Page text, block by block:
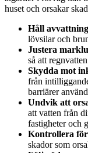
huset och orsakar
Håll
lövsilar och
Justera
så att
Skydda mot
från
barriärer
Undvik att
att vatten från
fastigheter och
Kontrollera
skador som